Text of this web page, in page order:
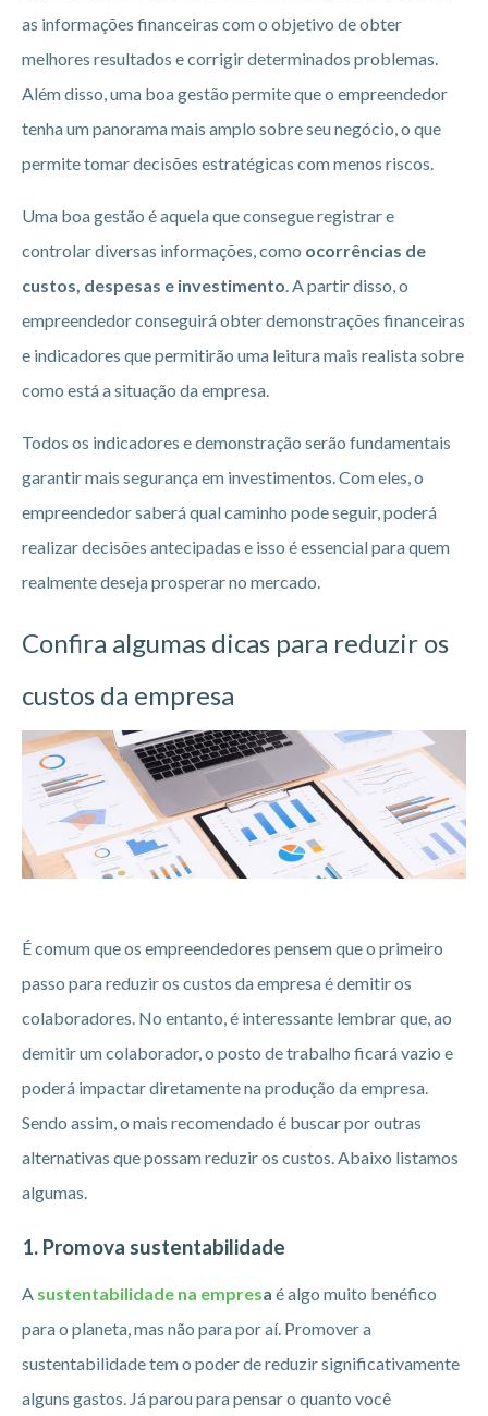
as informações financeiras com o objetivo de obter
melhores resultados e corrigir determinados problemas.
Além disso, uma boa gestão permite que o empreendedor
tenha um panorama mais amplo sobre seu negócio, o que
permite tomar decisões estratégicas com menos riscos.
Uma boa gestão é aquela que consegue registrar e
controlar diversas informações, como ocorrências de
custos, despesas e investimento. A partir disso, o
empreendedor conseguirá obter demonstrações financeiras
e indicadores que permitirão uma leitura mais realista sobre
como está a situação da empresa.
Todos os indicadores e demonstração serão fundamentais
garantir mais segurança em investimentos. Com eles, o
empreendedor saberá qual caminho pode seguir, poderá
realizar decisões antecipadas e isso é essencial para quem
realmente deseja prosperar no mercado.
Confira algumas dicas para reduzir os
custos da empresa
É comum que os empreendedores pensem que o primeiro
passo para reduzir os custos da empresa é demitir os
colaboradores. No entanto, é interessante lembrar que, ao
demitir um colaborador, o posto de trabalho ficará vazio e
poderá impactar diretamente na produção da empresa.
Sendo assim, o mais recomendado é buscar por outras
alternativas que possam reduzir os custos. Abaixo listamos
algumas.
1. Promova sustentabilidade
A sustentabilidade na empresa é algo muito benéfico
para o planeta, mas não para por aí. Promover a
sustentabilidade tem o poder de reduzir significativamente
alguns gastos. Já parou para pensar o quanto você